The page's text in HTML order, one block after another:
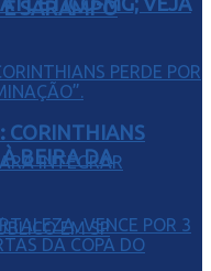
SARAMPO
CORINTHIANS
BEIRA DA